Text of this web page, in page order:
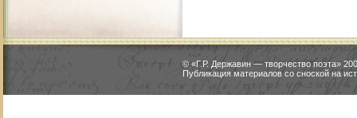
© «Г.Р. Державин — творчество поэта»
Публикация материалов со сноской на